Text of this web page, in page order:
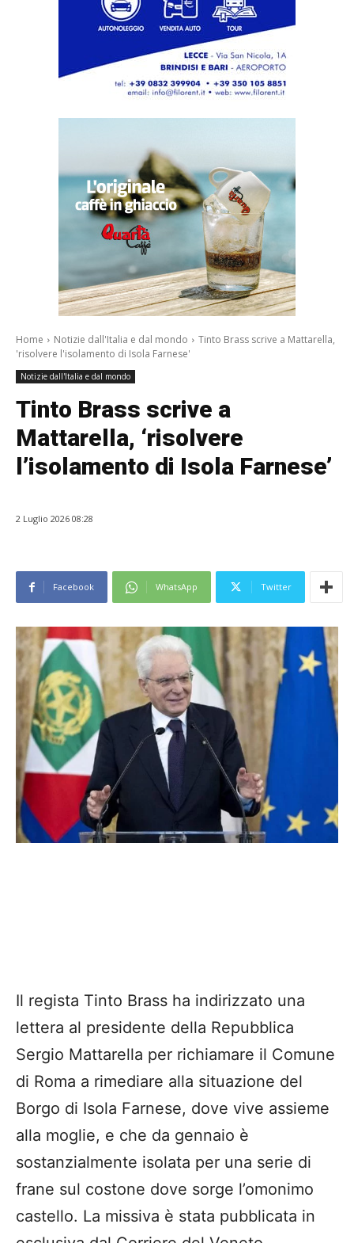
Home Notizie dall'Italia e dal mondo
Tinto Brass scrive a Mattarella,
'risolvere l'isolamento di Isola Farnese'
Notizie dall'Italia e dal mondo
Tinto Brass scrive a
Mattarella, ‘risolvere
l’isolamento di Isola Farnese’
2 Luglio 2026 08:28
Facebook WhatsApp Twitter
Il regista Tinto Brass ha indirizzato una
lettera al presidente della Repubblica
Sergio Mattarella per richiamare il Comune
di Roma a rimediare alla situazione del
Borgo di Isola Farnese, dove vive assieme
alla moglie, e che da gennaio è
sostanzialmente isolata per una serie di
frane sul costone dove sorge l’omonimo
castello. La missiva è stata pubblicata in